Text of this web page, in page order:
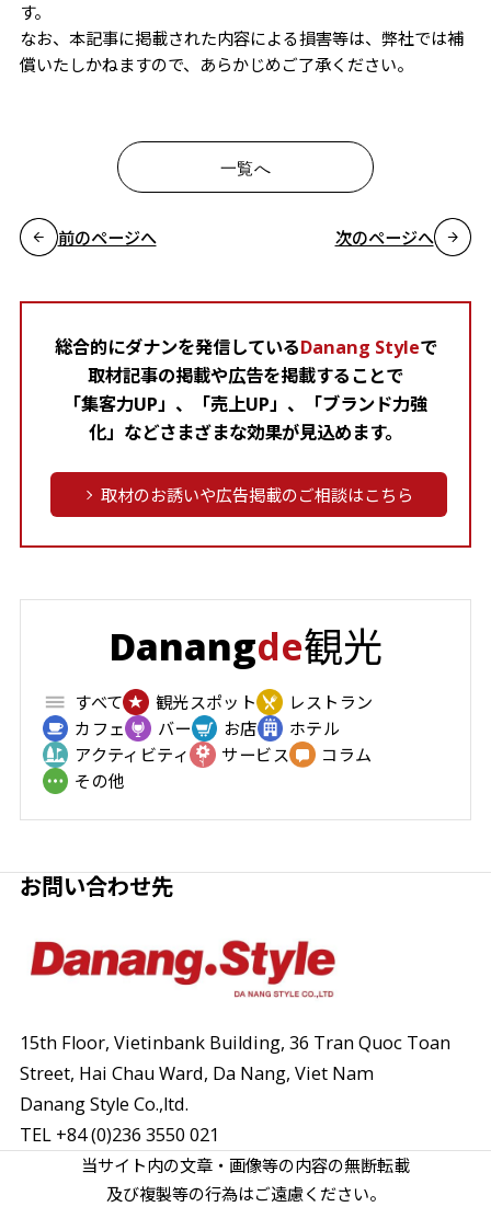
す。
なお、本記事に掲載された内容による損害等は、弊社では補
償いたしかねますので、あらかじめご了承ください。
前のページへ
一覧へ
次のページへ
総合的にダナンを発信しているDanang Styleで
取材記事の掲載や広告を掲載することで
「集客力UP」、「売上UP」、「ブランド力強
化」などさまざまな効果が見込めます。
取材のお誘いや広告掲載のご相談はこちら
Danangde観光
すべて 観光スポット
レストラン
カフェ
バー お店
ホテル
アクティビティ
サービス
コラム
その他
お問い合わせ先
15th Floor, Vietinbank Building, 36 Tran Quoc Toan
Street, Hai Chau Ward, Da Nang, Viet Nam
Danang Style Co.,ltd.
TEL +84 (0)236 3550 021
当サイト内の文章・画像等の内容の無断転載
及び複製等の行為はご遠慮ください。